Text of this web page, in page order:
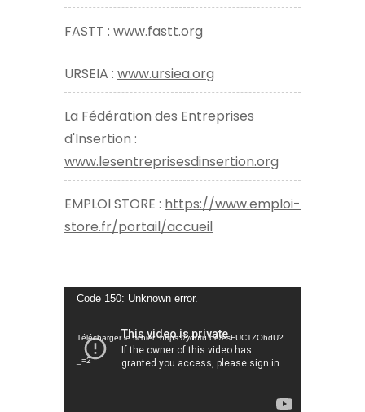
FASTT : www.fastt.org
URSEIA : www.ursiea.org
La Fédération des Entreprises
d'Insertion :
www.lesentreprisesdinsertion.org
EMPLOI STORE : https://www.emploi-
store.fr/portail/accueil
Lecteur
Code 150: Unknown error.
Télécharger le fichier: https://youtu.be/esFUC1ZOhdU?
_=2